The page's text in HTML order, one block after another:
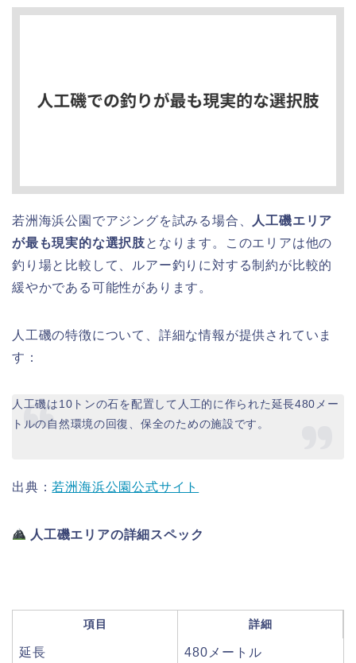
若洲海浜公園でアジングを試みる場合、
人工磯エリア
が最も現実的な選択肢となります。このエリアは他の
釣り場と比較して、ルアー釣りに対する制約が比較的
緩やかである可能性があります。
人工磯の特徴について、詳細な情報が提供されていま
す：
人工磯は10トンの石を配置して人工的に作られた延長480メー
トルの自然環境の回復、保全のための施設です。
出典： 若洲海浜公園公式サイト
人工磯エリアの詳細スペック
項目 詳細
延長 480メートル